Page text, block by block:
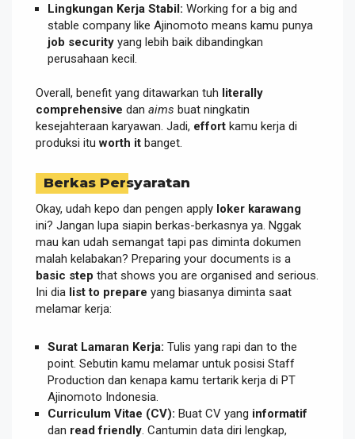
Lingkungan Kerja Stabil: Working for a big and
stable company like Ajinomoto means kamu punya
job security yang lebih baik dibandingkan
perusahaan kecil.
Overall, benefit yang ditawarkan tuh literally
comprehensive dan aims buat ningkatin
kesejahteraan karyawan. Jadi, effort kamu kerja di
produksi ituworth it banget.
Berkas Persyaratan
Okay, udah kepo dan pengen apply loker karawang
ini? Jangan lupa siapin berkas-berkasnya ya. Nggak
mau kan udah semangat tapi pas diminta dokumen
malah kelabakan? Preparing your documents is a
basic step that shows you are organised and serious.
Ini dia list to prepare yang biasanya diminta saat
melamar kerja:
Surat Lamaran Kerja: Tulis yang rapi dan to the
point. Sebutin kamu melamar untuk posisi Staff
Production dan kenapa kamu tertarik kerja di PT
Ajinomoto Indonesia.
Curriculum Vitae (CV): Buat CV yang informatif
dan read friendly. Cantumin data diri lengkap,